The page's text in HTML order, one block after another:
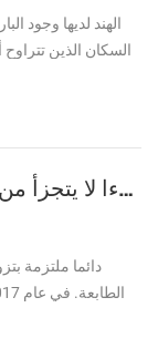
سوبر قطر جزءا لا يتجزأ من الطابعة الحرارية دعم صندوق النقد